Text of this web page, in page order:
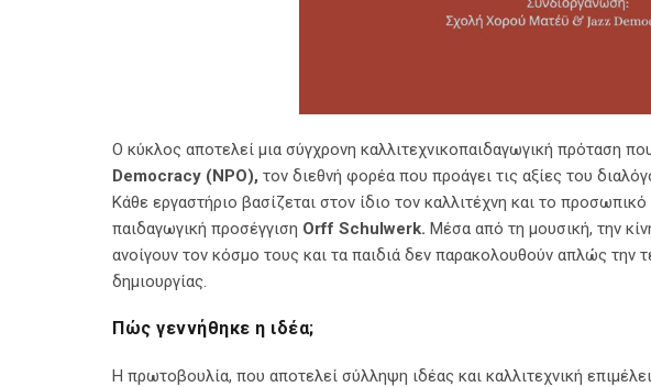
Ο κύκλος αποτελεί μια σύγχρονη καλλιτεχνικοπαιδαγωγική πρόταση
Democracy (NPO), τον διεθνή φορέα που προάγει τις αξίες του
Κάθε εργαστήριο βασίζεται στον ίδιο τον καλλιτέχνη και το
παιδαγωγική προσέγγιση Orff Schulwerk. Μέσα από τη μουσική, την
ανοίγουν τον κόσμο τους και τα παιδιά δεν παρακολουθούν απλώς την
δημιουργίας.
Πώς γεννήθηκε η ιδέα;
Η πρωτοβουλία, που αποτελεί σύλληψη ιδέας και καλλιτεχνική